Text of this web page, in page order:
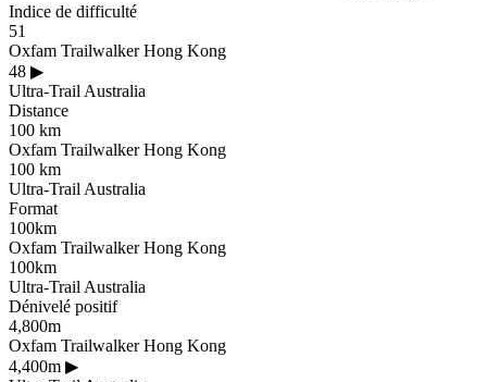
Indice de difficulté
51
Oxfam Trailwalker Hong Kong
48 ▶
Ultra-Trail Australia
Distance
100 km
Oxfam Trailwalker Hong Kong
100 km
Ultra-Trail Australia
Format
100km
Oxfam Trailwalker Hong Kong
100km
Ultra-Trail Australia
Dénivelé positif
4,800m
Oxfam Trailwalker Hong Kong
4,400m ▶